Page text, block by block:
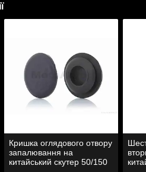
Кришка оглядового отвору
запалювання на
китайський скутер 50/150